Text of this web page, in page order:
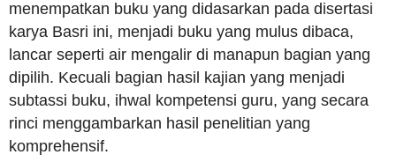
menempatkan buku yang didasarkan pada disertasi
karya Basri ini, menjadi buku yang mulus dibaca,
lancar seperti air mengalir di manapun bagian yang
dipilih. Kecuali bagian hasil kajian yang menjadi
subtassi buku, ihwal kompetensi guru, yang secara
rinci menggambarkan hasil penelitian yang
komprehensif.